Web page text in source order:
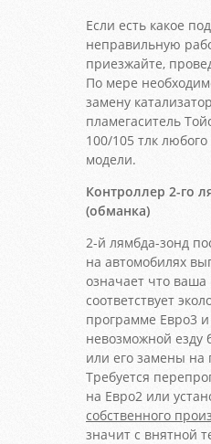
Если есть какое
неправильную
приезжайте,
По мере
замену
пламегаситель
100/105 тлк
модели.
Контроллер 2-го
(обманка)
2-й лямбда-зонд
на автомобилях
означает что
соответствует
программе Евро3
невозможной езду
или его замены на
Требуется
на Евро2 или
собственного
значит с внятной